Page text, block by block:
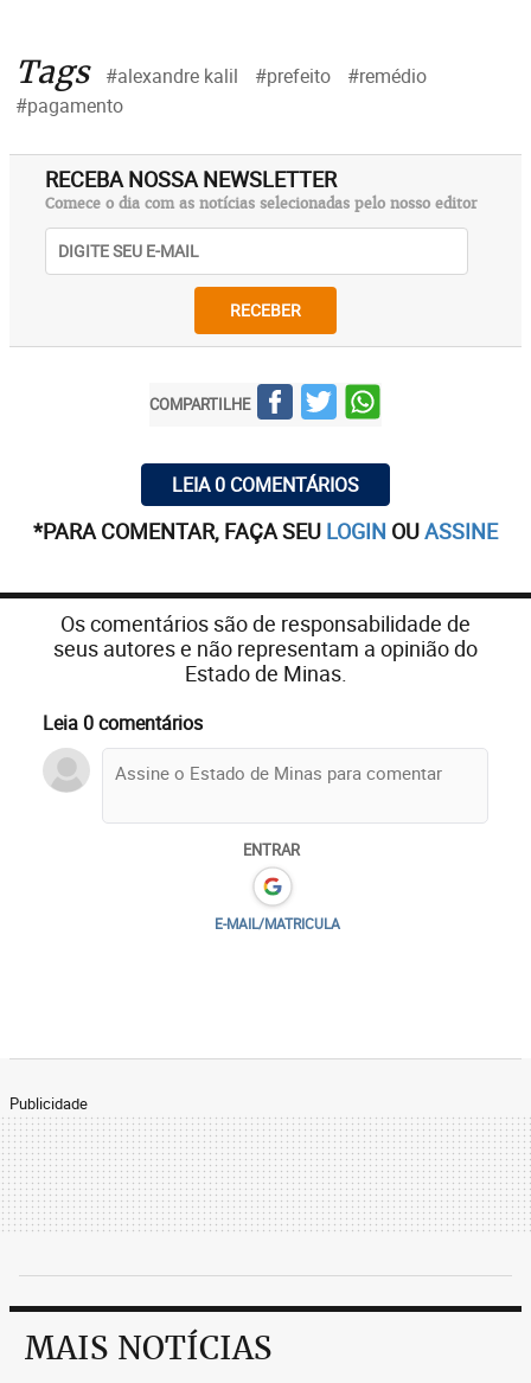
Tags #alexandre kalil #prefeito
#remédio
#pagamento
RECEBA NOSSA NEWSLETTER
Comece o dia com as notícias selecionadas pelo nosso editor
RECEBER
COMPARTILHE
LEIA 0 COMENTÁRIOS
*PARA COMENTAR, FAÇA SEU LOGIN OUASSINE
Os comentários são de responsabilidade de
seus autores e não representam a opinião do
Estado de Minas.
Leia 0 comentários
ENTRAR
E-MAIL/MATRICULA
Publicidade
MAIS NOTÍCIAS